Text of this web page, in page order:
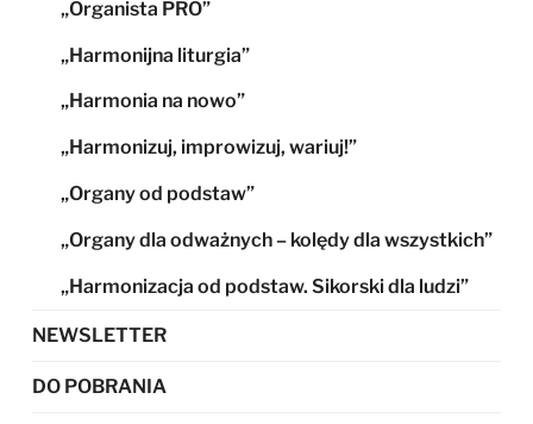
„Organista PRO”
„Harmonijna liturgia”
„Harmonia na nowo”
„Harmonizuj, improwizuj, wariuj!”
„Organy od podstaw”
„Organy dla odważnych – kolędy dla wszystkich”
„Harmonizacja od podstaw. Sikorski dla ludzi”
NEWSLETTER
DO POBRANIA